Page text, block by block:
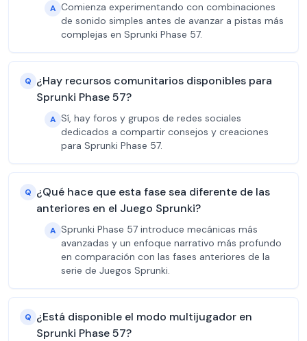
A Comienza experimentando con combinaciones
de sonido simples antes de avanzar a pistas más
complejas en Sprunki Phase 57.
Q ¿Hay recursos comunitarios disponibles para
Sprunki Phase 57?
A Sí, hay foros y grupos de redes sociales
dedicados a compartir consejos y creaciones
para Sprunki Phase 57.
Q ¿Qué hace que esta fase sea diferente de las
anteriores en el Juego Sprunki?
A Sprunki Phase 57 introduce mecánicas más
avanzadas y un enfoque narrativo más profundo
en comparación con las fases anteriores de la
serie de Juegos Sprunki.
Q ¿Está disponible el modo multijugador en
Sprunki Phase 57?